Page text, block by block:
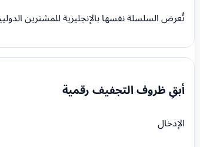
تُعرض السلسلة نفسها بالإنجليزية للمشترين
أبقِ ظروف التجفيف رقمية
الإدخال